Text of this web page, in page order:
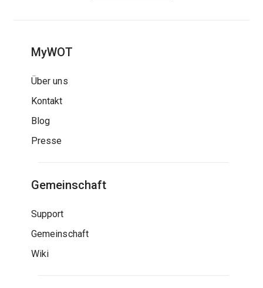
MyWOT
Über uns
Kontakt
Blog
Presse
Gemeinschaft
Support
Gemeinschaft
Wiki